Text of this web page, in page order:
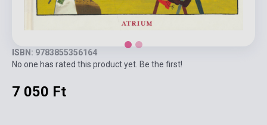
ISBN: 9783855356164
No one has rated this product yet. Be the first!
7 050 Ft